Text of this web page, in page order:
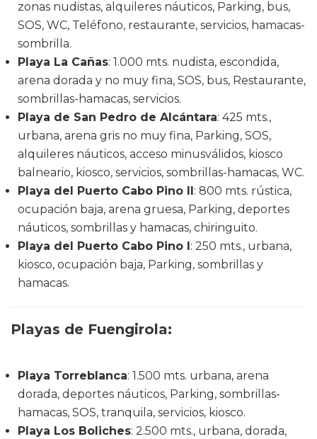
zonas nudistas, alquileres náuticos, Parking, bus,
SOS, WC, Teléfono, restaurante, servicios, hamacas-
sombrilla.
Playa La Cañas: 1.000 mts. nudista, escondida,
arena dorada y no muy fina, SOS, bus, Restaurante,
sombrillas-hamacas, servicios.
Playa de San Pedro de Alcántara: 425 mts.,
urbana, arena gris no muy fina, Parking, SOS,
alquileres náuticos, acceso minusválidos, kiosco
balneario, kiosco, servicios, sombrillas-hamacas, WC.
Playa del Puerto Cabo Pino II : 800 mts. rústica,
ocupación baja, arena gruesa, Parking, deportes
náuticos, sombrillas y hamacas, chiringuito.
Playa del Puerto Cabo Pino I : 250 mts., urbana,
kiosco, ocupación baja, Parking, sombrillas y
hamacas.
Playas de Fuengirola:
Playa Torreblanca: 1.500 mts. urbana, arena
dorada, deportes náuticos, Parking, sombrillas-
hamacas, SOS, tranquila, servicios, kiosco.
Playa Los Boliches: 2.500 mts., urbana, dorada,